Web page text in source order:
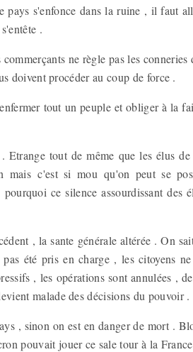
s'enfonce dans la ruine , il faut
.
ne règle pas les
doivent procéder au coup de force .
tout un peuple et obliger à la
tout de même que les élus
mais c'est si mou qu'on peut se
ce silence assourdissant des
, la sante générale altérée . On
été pris en charge , les citoyens
, les opérations sont annulées ,
malade des décisions du pouvoir .
, sinon on est en danger de mort .
pouvait jouer ce sale tour à la